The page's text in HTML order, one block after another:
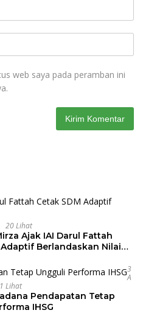
web saya pada peramban ini
20 Lihat
Ajak IAI Darul Fattah
Adaptif Berlandaskan Nilai
3
A
Lihat
Pendapatan Tetap
IHSG